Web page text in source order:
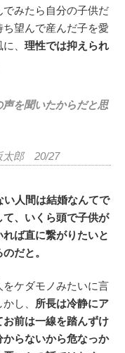
みたら自分の子供だ
望んで産んだ子を愛
、 理性では抑えられ
声を聞いたからだと思
太郎 20/27
い人間は結婚なんてで
、いくら頭で子供が
ば直に繋がりたいと
だと。
ケダモノみたいに言
し、 所長は冷静にア
前は一線を踏んずけ
らないから危なっか